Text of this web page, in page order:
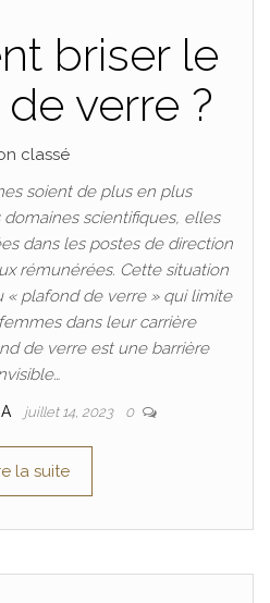
briser le
verre ?
classé
soient de plus en plus
scientifiques, elles
dans les postes de direction
rémunérées. Cette situation
« plafond de verre » qui limite
dans leur carrière
de verre est une barrière
juillet 14, 2023 0
la suite